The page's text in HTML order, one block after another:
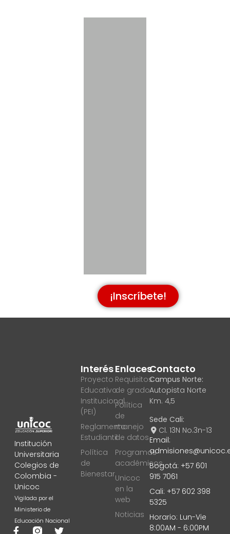
¡Inscríbete!
Institución
Universitaria
Colegios de
Colombia -
Unicoc
Vigilada por el
Ministerio de
Educación Nacional
Enlaces
Requisitos
de grado
Política
de
manejo
de datos
Programas
académicos
Unicoc
en la
web
Noticias
Interés
Proyecto
Educativo
Institucional
(PEI)
Reglamento
Estudiantil
Política
de
Bienestar
Contacto
Campus Norte:
Autopista Norte
Km. 4,5
Sede Cali:
Cl. 13N No.3n-13
Email:
Bogotá: +57 601
915 7061
Cali: +57 602 398
5325
Horario: Lun-Vie
8:00AM - 6:00PM